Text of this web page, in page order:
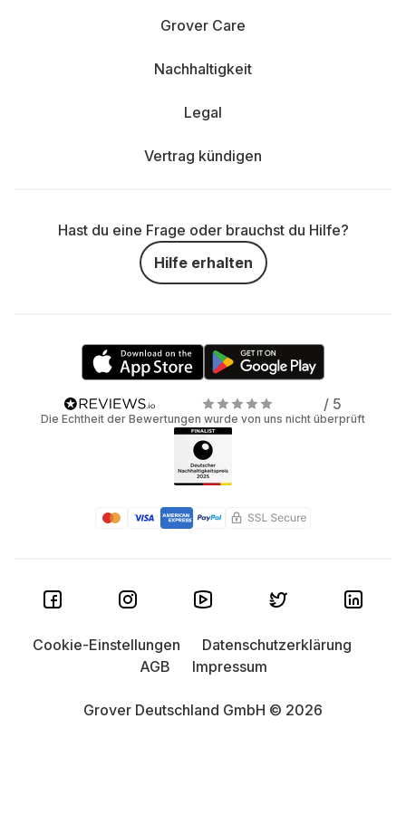
Grover Care
Nachhaltigkeit
Legal
Vertrag kündigen
Hast du eine Frage oder brauchst du Hilfe?
Hilfe erhalten
/ 5
Die Echtheit der Bewertungen wurde von uns nicht überprüft
Grover Deutschland GmbH © 2026
Cookie-Einstellungen
Datenschutzerklärung
AGB
Impressum